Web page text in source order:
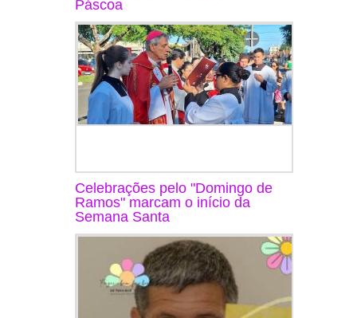
Páscoa
Celebrações pelo "Domingo de
Ramos" marcam o início da
Semana Santa